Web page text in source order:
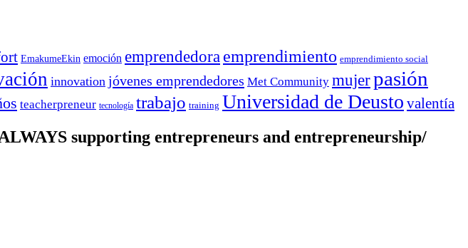
EmakumeEkin emoción emprendedora emprendimiento emprendimiento social
innovation jóvenes emprendedores Met Community mujerpasión
teacherpreneur tecnología trabajo training Universidad de Deusto valentía
supporting entrepreneurs and entrepreneurship/